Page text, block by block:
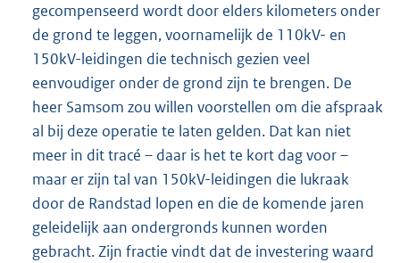
gecompenseerd wordt door elders kilometers onder
de grond te leggen, voornamelijk de 110kV- en
150kV-leidingen die technisch gezien veel
eenvoudiger onder de grond zijn te brengen. De
heer Samsom zou willen voorstellen om die afspraak
al bij deze operatie te laten gelden. Dat kan niet
meer in dit tracé – daar is het te kort dag voor –
maar er zijn tal van 150kV-leidingen die lukraak
door de Randstad lopen en die de komende jaren
geleidelijk aan ondergronds kunnen worden
gebracht. Zijn fractie vindt dat de investering waard